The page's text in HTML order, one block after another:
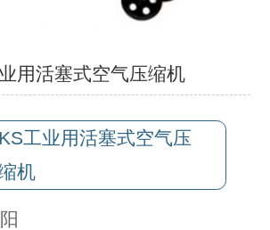
用活塞式空气压缩机
KS工业用活塞式空气压
机